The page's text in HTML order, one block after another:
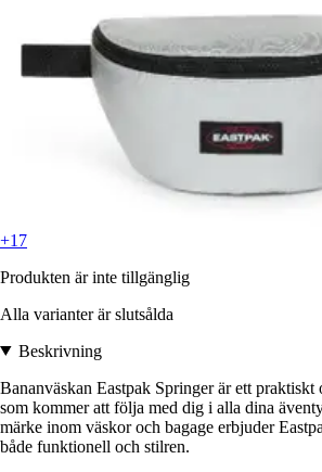
+17
Produkten är inte tillgänglig
Alla varianter är slutsålda
Beskrivning
Bananväskan Eastpak Springer är ett
som kommer att följa med dig i alla dina
märke inom väskor och bagage erbjuder
både funktionell och stilren.